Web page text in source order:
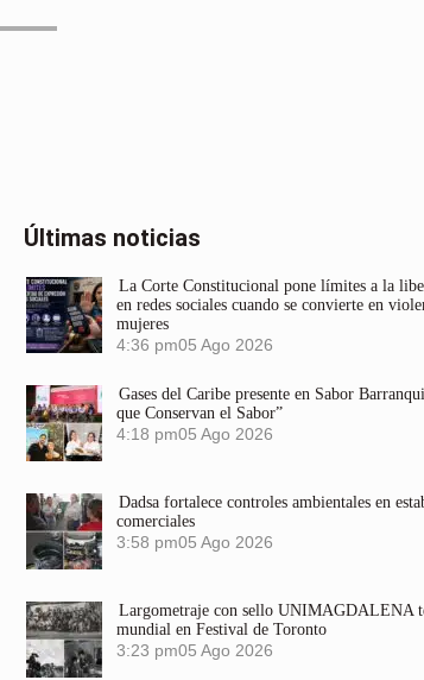
Últimas noticias
La Corte Constitucional pone límites a la
en redes sociales cuando se convierte en
mujeres
4:36 pm05 Ago 2026
Gases del Caribe presente en Sabor
que Conservan el Sabor”
4:18 pm05 Ago 2026
Dadsa fortalece controles ambientales en
comerciales
3:58 pm05 Ago 2026
Largometraje con sello UNIMAGDALENA
mundial en Festival de Toronto
3:23 pm05 Ago 2026